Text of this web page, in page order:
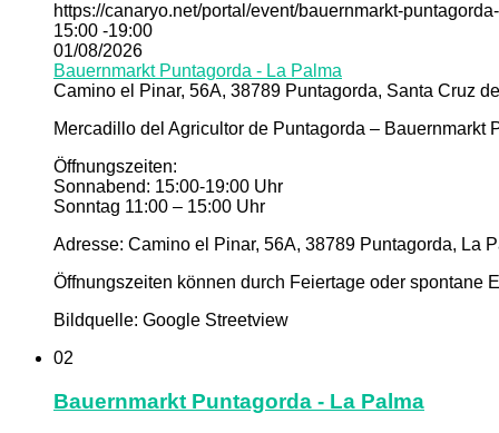
https://canaryo.net/portal/event/bauernmarkt-
15:00 -19:00
01/08/2026
Bauernmarkt Puntagorda - La Palma
Camino el Pinar, 56A, 38789 Puntagorda, Santa Cruz
Mercadillo del Agricultor de Puntagorda – Bauernmarkt
Öffnungszeiten:
Sonnabend: 15:00-19:00 Uhr
Sonntag 11:00 – 15:00 Uhr
Adresse: Camino el Pinar, 56A, 38789 Puntagorda, La
Öffnungszeiten können durch Feiertage oder spontane
Bildquelle: Google Streetview
02
Bauernmarkt Puntagorda - La Palma